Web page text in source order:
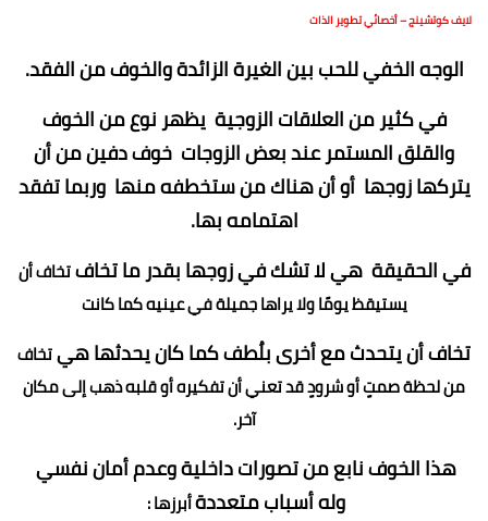
لايف كوتشينج – أخصائي تطوير الذات
الوجه الخفي للحب بين الغيرة الزائدة والخوف من الفقد.
في كثير من العلاقات الزوجية يظهر نوع من الخوف
والقلق المستمر عند بعض الزوجات خوف دفين من أن
يتركها زوجها أو أن هناك من ستخطفه منها وربما تفقد
اهتمامه بها.
في الحقيقة هي لا تشك في زوجها بقدر ما تخافتخاف أن
يستيقظ يومًا ولا يراها جميلة في عينيه كما كانت
تخاف أن يتحدث مع أخرى بلُطف كما كان يحدثها هيتخاف
من لحظة صمتٍ أو شرودٍ قد تعني أن تفكيره أو قلبه ذهب إلى مكان
آخر.
هذا الخوف نابع من تصورات داخلية وعدم أمان نفسي
وله أسباب متعددةأبرزها :